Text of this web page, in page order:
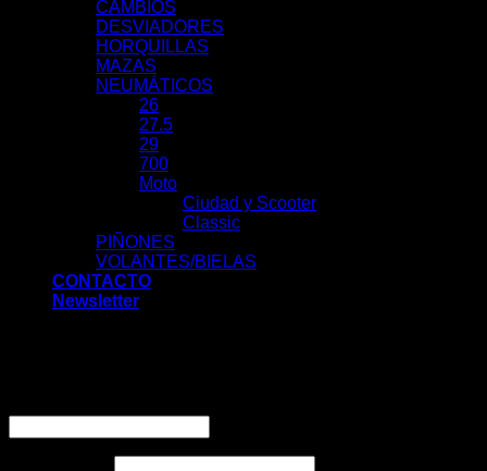
CAMBIOS
DESVIADORES
HORQUILLAS
MAZAS
NEUMÁTICOS
26
27.5
29
700
Moto
Ciudad y Scooter
Classic
PIÑONES
VOLANTES/BIELAS
CONTACTO
Newsletter